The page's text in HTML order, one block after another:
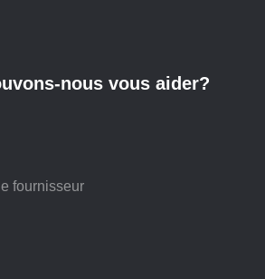
nous vous aider?
fournisseur